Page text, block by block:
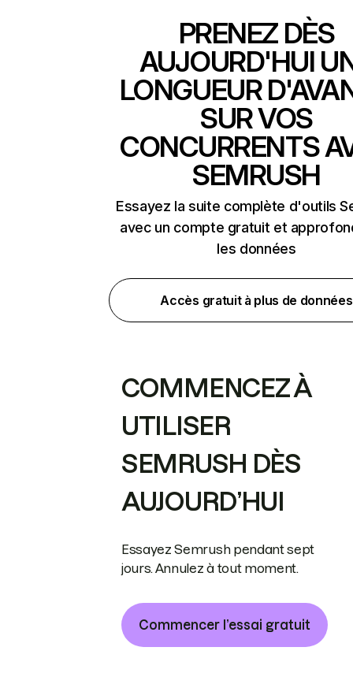
PRENEZ DÈS
AUJOURD'HUI
LONGUEUR
SUR VOS
CONCURRENTS
SEMRUSH
Essayez la suite complète d'outils
avec un compte gratuit et
les données
Accès gratuit à plus de données
COMMENCEZ À
UTILISER
SEMRUSH DÈS
AUJOURD’HUI
Essayez Semrush pendant sept
jours. Annulez à tout moment.
Commencer l’essai gratuit